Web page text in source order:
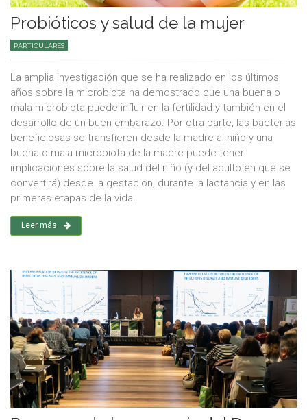
Probióticos y salud de la mujer
PARTICULARES
La amplia investigación que se ha realizado en los últimos
años sobre la microbiota ha demostrado que una buena o
mala microbiota puede influir en la fertilidad y también en el
desarrollo de un buen embarazo. Por otra parte, las bacterias
beneficiosas se transfieren desde la madre al niño y una
buena o mala microbiota de la madre puede tener
implicaciones sobre la salud del niño (y del adulto en que se
convertirá) desde la gestación, durante la lactancia y en las
primeras etapas de la vida.
Leer más